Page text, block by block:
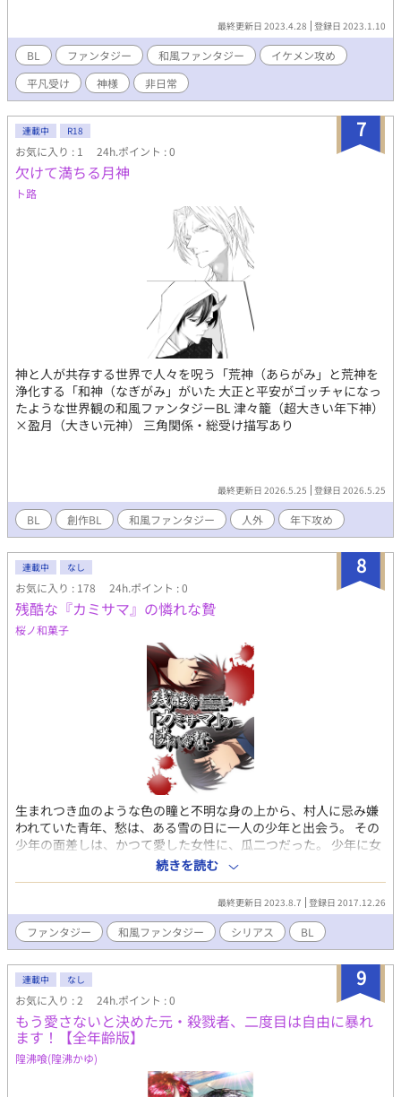
最終更新日 2023.4.28 登録日 2023.1.10
BL ファンタジー 和風ファンタジー
イケメン攻め
平凡受け
神様 非日常
7
連載中 R18
お気に入り : 1 24h.ポイント : 0
欠けて満ちる月神
ト路
神と人が共存する世界で人々を呪う「荒神（あらがみ」と荒神を
浄化する「和神（なぎがみ」がいた 大正と平安がゴッチャになっ
たような世界観の和風ファンタジーBL 津々籠（超大きい年下神）
×盈月（大きい元神） 三角関係・総受け描写あり
最終更新日 2026.5.25 登録日 2026.5.25
BL 創作BL 和風ファンタジー 人外 年下攻め
8
連載中 なし
お気に入り : 178 24h.ポイント : 0
残酷な『カミサマ』の憐れな贄
桜ノ和菓子
生まれつき血のような色の瞳と不明な身の上から、村人に忌み嫌
われていた青年、愁は、ある雪の日に一人の少年と出会う。 その
少年の面差しは、かつて愛した女性に、瓜二つだった。 少年に女
性と同じ名前を付け、共に暮らすことにした愁だったが…この少
年との出会いが良かったのか、悪かったのか…この時の愁にはわ
からない。 その答えは、十年後…―― ――禍だ。お前は禍の子
だ…！――
続きを読む
最終更新日 2023.8.7 登録日 2017.12.26
ファンタジー 和風ファンタジー シリアス BL
9
連載中 なし
お気に入り : 2 24h.ポイント : 0
もう愛さないと決めた元・殺戮者、二度目は自由に暴れ
ます！【全年齢版】
隍沸喰(隍沸かゆ)